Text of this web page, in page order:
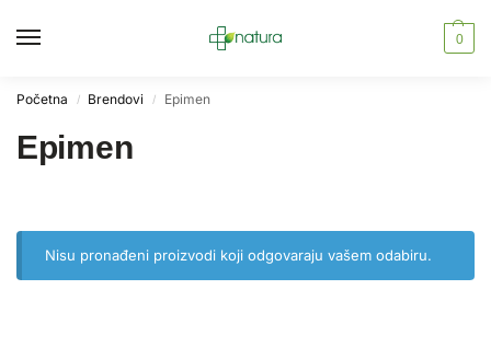
0
Početna / Brendovi / Epimen
Epimen
Nisu pronađeni proizvodi koji odgovaraju vašem odabiru.